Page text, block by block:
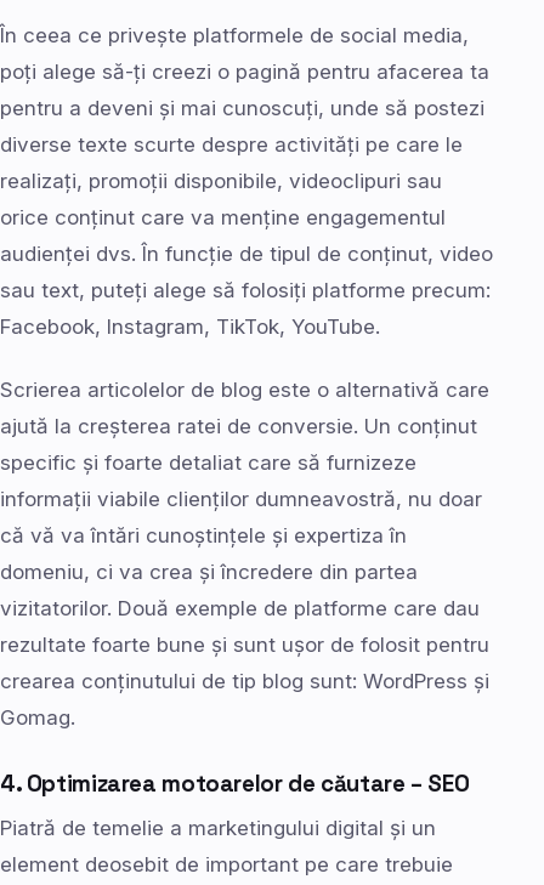
În ceea ce privește platformele de social media,
poți alege să-ți creezi o pagină pentru afacerea ta
pentru a deveni și mai cunoscuți, unde să postezi
diverse texte scurte despre activități pe care le
realizați, promoții disponibile, videoclipuri sau
orice conținut care va menține engagementul
audienței dvs. În funcție de tipul de conținut, video
sau text, puteți alege să folosiți platforme precum:
Facebook, Instagram, TikTok, YouTube.
Scrierea articolelor de blog este o alternativă care
ajută la creșterea ratei de conversie. Un conținut
specific și foarte detaliat care să furnizeze
informații viabile clienților dumneavostră, nu doar
că vă va întări cunoștințele și expertiza în
domeniu, ci va crea și încredere din partea
vizitatorilor. Două exemple de platforme care dau
rezultate foarte bune și sunt ușor de folosit pentru
crearea conținutului de tip blog sunt: WordPress și
Gomag.
4. Optimizarea motoarelor de căutare – SEO
Piatră de temelie a marketingului digital și un
element deosebit de important pe care trebuie